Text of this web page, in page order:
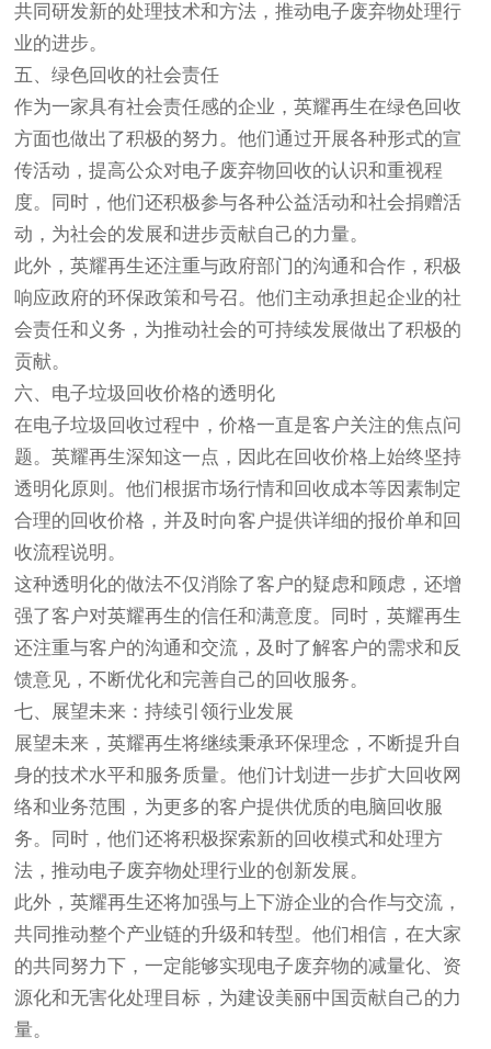
共同研发新的处理技术和方法，推动电子废弃物处理行
业的进步。
五、绿色回收的社会责任
作为一家具有社会责任感的企业，英耀再生在绿色回收
方面也做出了积极的努力。他们通过开展各种形式的宣
传活动，提高公众对电子废弃物回收的认识和重视程
度。同时，他们还积极参与各种公益活动和社会捐赠活
动，为社会的发展和进步贡献自己的力量。
此外，英耀再生还注重与政府部门的沟通和合作，积极
响应政府的环保政策和号召。他们主动承担起企业的社
会责任和义务，为推动社会的可持续发展做出了积极的
贡献。
六、电子垃圾回收价格的透明化
在电子垃圾回收过程中，价格一直是客户关注的焦点问
题。英耀再生深知这一点，因此在回收价格上始终坚持
透明化原则。他们根据市场行情和回收成本等因素制定
合理的回收价格，并及时向客户提供详细的报价单和回
收流程说明。
这种透明化的做法不仅消除了客户的疑虑和顾虑，还增
强了客户对英耀再生的信任和满意度。同时，英耀再生
还注重与客户的沟通和交流，及时了解客户的需求和反
馈意见，不断优化和完善自己的回收服务。
七、展望未来：持续引领行业发展
展望未来，英耀再生将继续秉承环保理念，不断提升自
身的技术水平和服务质量。他们计划进一步扩大回收网
络和业务范围，为更多的客户提供优质的电脑回收服
务。同时，他们还将积极探索新的回收模式和处理方
法，推动电子废弃物处理行业的创新发展。
此外，英耀再生还将加强与上下游企业的合作与交流，
共同推动整个产业链的升级和转型。他们相信，在大家
的共同努力下，一定能够实现电子废弃物的减量化、资
源化和无害化处理目标，为建设美丽中国贡献自己的力
量。